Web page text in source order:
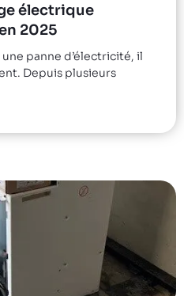
électrique
2025
panne d’électricité, il
Depuis plusieurs